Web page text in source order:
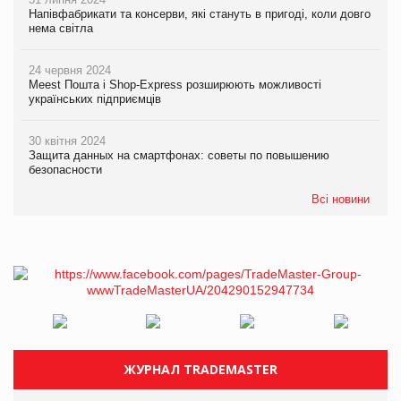
Напівфабрикати та консерви, які стануть в пригоді, коли довго
нема світла
24 червня 2024
Meest Пошта і Shop-Express розширюють можливості
українських підприємців
30 квітня 2024
Защита данных на смартфонах: советы по повышению
безопасности
Всі новини
ЖУРНАЛ TRADEMASTER